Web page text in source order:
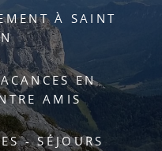
À SAINT
EN
AMIS
- SÉJOURS